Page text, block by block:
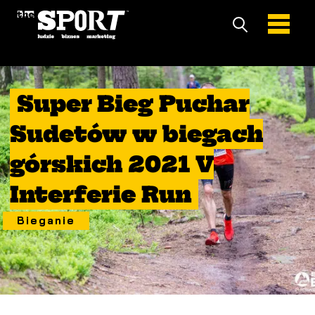
Super Bieg Puchar
Sudetów w biegach
górskich 2021 V
Interferie Run
Bieganie